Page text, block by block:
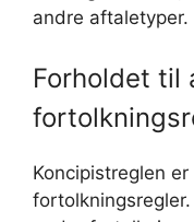
andre aftaletyper.
Forholdet til
Koncipistreglen